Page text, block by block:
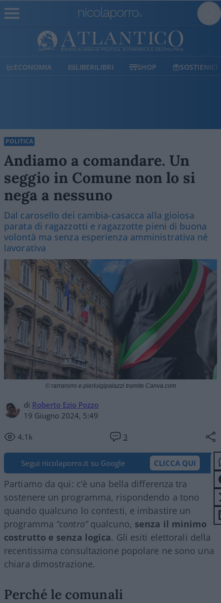
ECONOMIA LIBERILIBRI SHOP SOSTIENICI
POLITICA
Andiamo a comandare. Un
seggio in Comune non lo si
nega a nessuno
Dal carosello dei cambia-casacca alla gioiosa
parata di ragazzotti e ragazzotte pieni di buona
volontà ma senza esperienza amministrativa né
lavorativa
di Roberto Ezio Pozzo
19 Giugno 2024, 5:49
4.1k 3
© rarrarorro e pierluigipalazzi tramite Canva.com
Segui nicolaporro.it su Google CLICCA QUI
Partiamo da qui: c’è una bella differenza tra
sostenere un programma, rispondendo a tono
quando qualcuno lo contesti, e imbastire un
programma “contro”qualcuno, senza il minimo
costrutto e senza logica. Gli esiti elettorali della
recentissima consultazione popolare ne sono una
chiara dimostrazione.
Perché le comunali